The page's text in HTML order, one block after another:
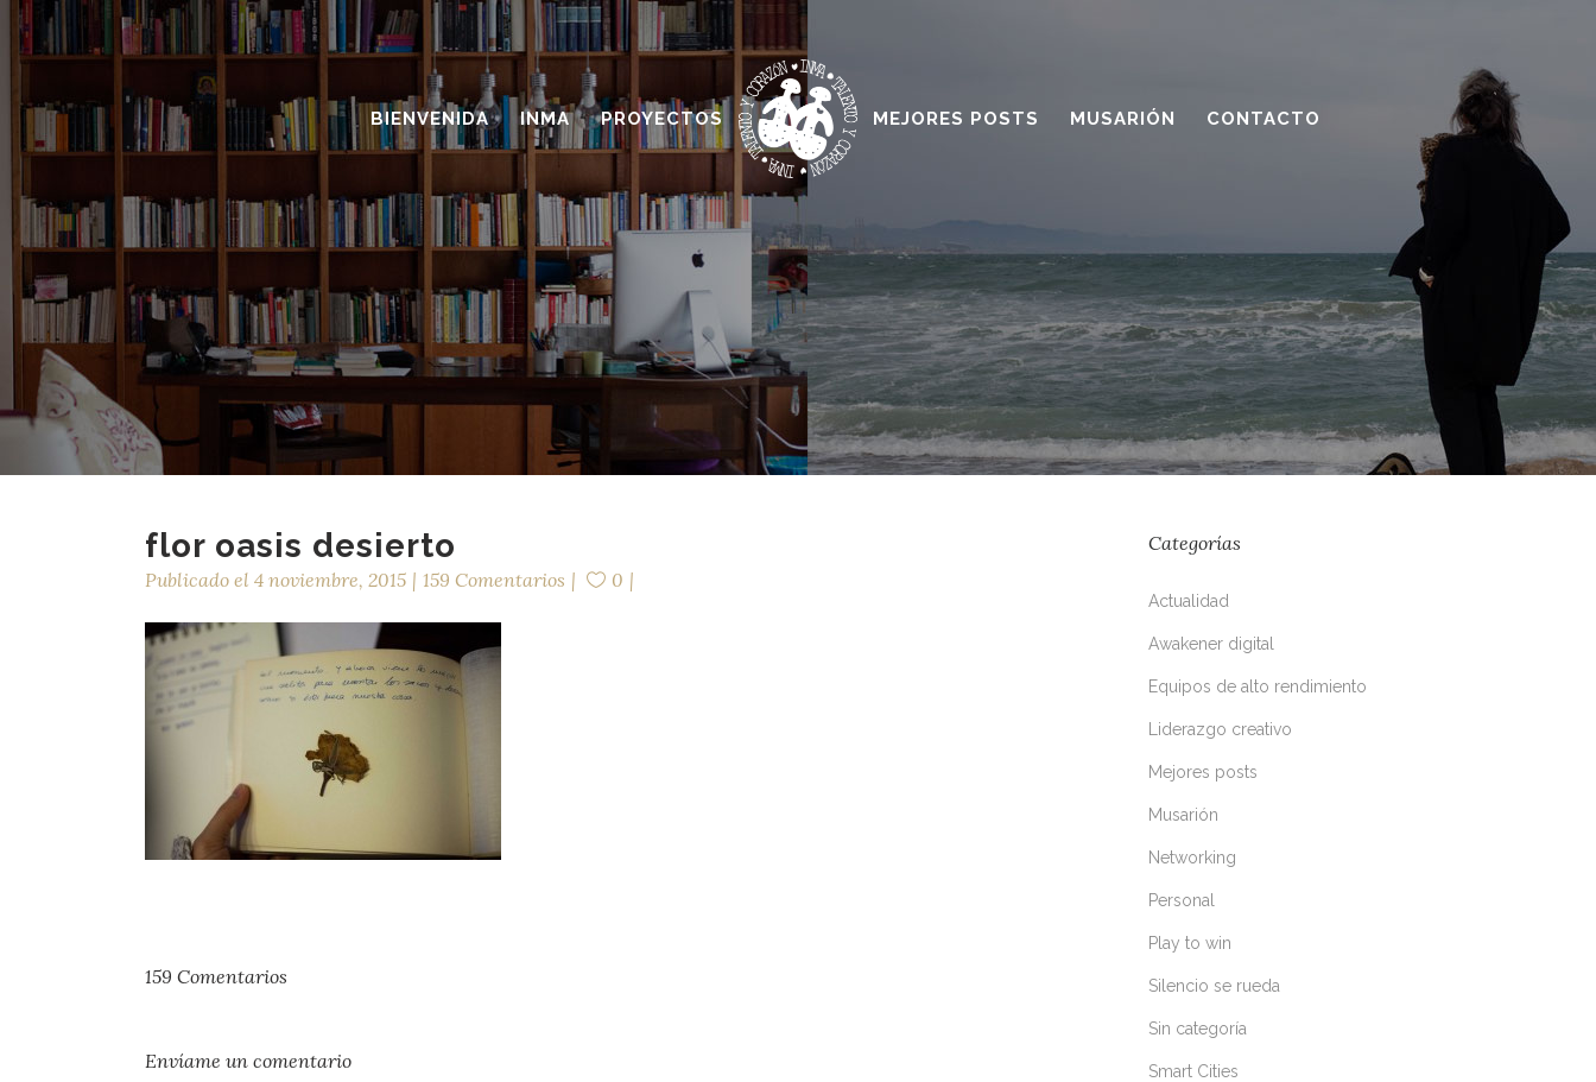
BIENVENIDA INMA PROYECTOS MEJORES POSTS MUSARIÓN CONTACTO
flor oasis desierto
Publicado el 4 noviembre, 2015 159 Comentarios 0
159 Comentarios
Envíame un comentario
Categorías
Actualidad
Awakener digital
Equipos de alto rendimiento
Liderazgo creativo
Mejores posts
Musarión
Networking
Personal
Play to win
Silencio se rueda
Sin categoría
Smart Cities